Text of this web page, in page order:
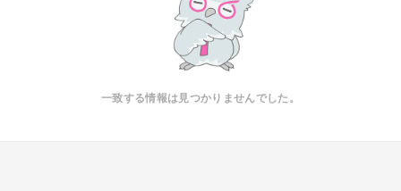
一致する情報は見つかりませんでした。